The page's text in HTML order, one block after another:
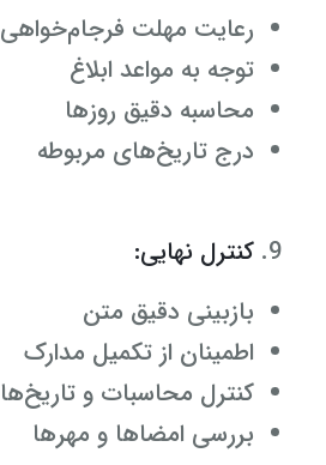
رعایت مهلت فرجام‌خواهی
توجه به مواعد ابلاغ
محاسبه دقیق روزها
درج تاریخ‌های مربوطه
کنترل نهایی:
بازبینی دقیق متن
اطمینان از تکمیل مدارک
کنترل محاسبات و تاریخ‌ها
بررسی امضاها و مهرها